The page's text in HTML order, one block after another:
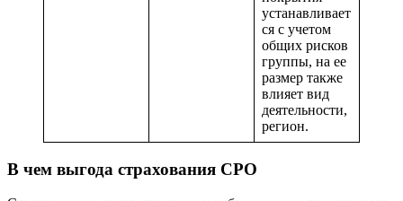
устанавливает
ся с учетом
общих рисков
группы, на ее
размер также
влияет вид
деятельности,
регион.
В чем выгода страхования СРО